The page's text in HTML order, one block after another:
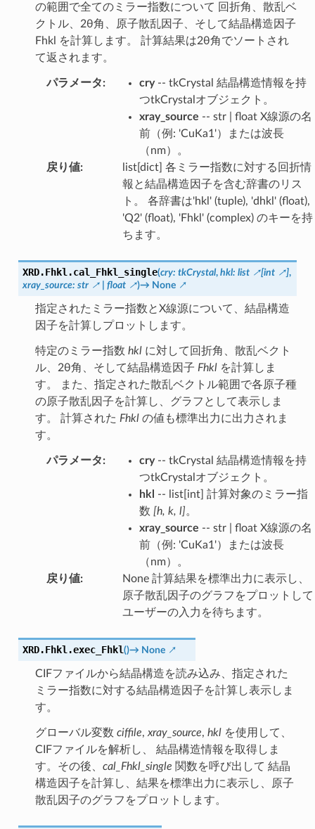
の範囲で全てのミラー指数について 回折角、散乱ベ
クトル、2θ角、原子散乱因子、そして結晶構造因子
Fhkl を計算します。 計算結果は2θ角でソートされ
て返されます。
パラメータ: cry-- tkCrystal 結晶構造情報を持
つtkCrystalオブジェクト。
xray_source -- str | float X線源の名
前（例: 'CuKa1'）または波長
（nm）。
戻り値:
list[dict] 各ミラー指数に対する回折情
報と結晶構造因子を含む辞書のリス
ト。 各辞書は'hkl' (tuple), 'dhkl' (float),
'Q2' (float), 'Fhkl' (complex) のキーを持
ちます。
XRD.Fhkl.cal_Fhkl_single(cry: tkCrystal, hkl: list [int ],
xray_source: str float )→ None
指定されたミラー指数とX線源について、結晶構造
因子を計算しプロットします。
特定のミラー指数 hklに対して回折角、散乱ベクト
ル、2θ角、そして結晶構造因子 Fhklを計算しま
す。 また、指定された散乱ベクトル範囲で各原子種
の原子散乱因子を計算し、グラフとして表示しま
す。 計算された Fhklの値も標準出力に出力されま
す。
パラメータ: cry-- tkCrystal 結晶構造情報を持
つtkCrystalオブジェクト。
hkl
-- list[int] 計算対象のミラー指
数 [h, k, l]。
xray_source -- str | float X線源の名
前（例: 'CuKa1'）または波長
（nm）。
戻り値:
None 計算結果を標準出力に表示し、
原子散乱因子のグラフをプロットして
ユーザーの入力を待ちます。
XRD.Fhkl.exec_Fhkl()→ None
CIFファイルから結晶構造を読み込み、指定された
ミラー指数に対する結晶構造因子を計算し表示しま
す。
グローバル変数 ciffile, xray_source, hklを使用して、
CIFファイルを解析し、 結晶構造情報を取得しま
す。その後、 cal_Fhkl_single 関数を呼び出して 結晶
構造因子を計算し、結果を標準出力に表示し、原子
散乱因子のグラフをプロットします。